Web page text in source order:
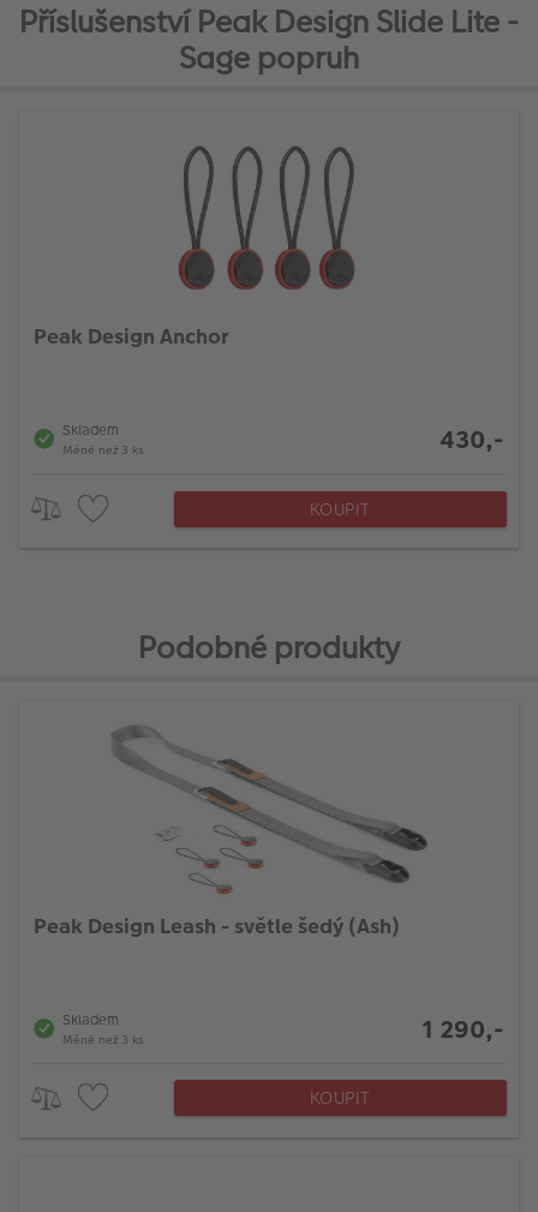
Příslušenství Peak Design Slide Lite -
Sage popruh
Peak Design Anchor
Skladem
Méně než 3 ks 430,-
KOUPIT
Podobné produkty
Peak Design Leash - světle šedý (Ash)
Skladem
Méně než 3 ks 1 290,-
KOUPIT